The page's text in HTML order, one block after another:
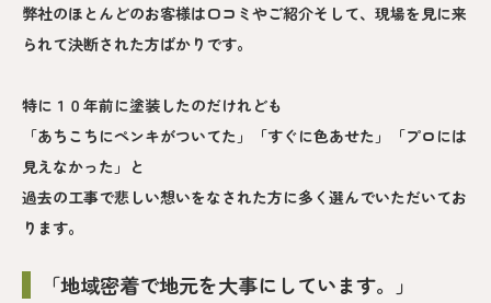
弊社のほとんどのお客様は口コミやご紹介そして、現場を見に来
られて決断された方ばかりです。
特に１０年前に塗装したのだけれども
「あちこちにペンキがついてた」「すぐに色あせた」「プロには
見えなかった」と
過去の工事で悲しい想いをなされた方に多く選んでいただいてお
ります。
「地域密着で地元を大事にしています。」